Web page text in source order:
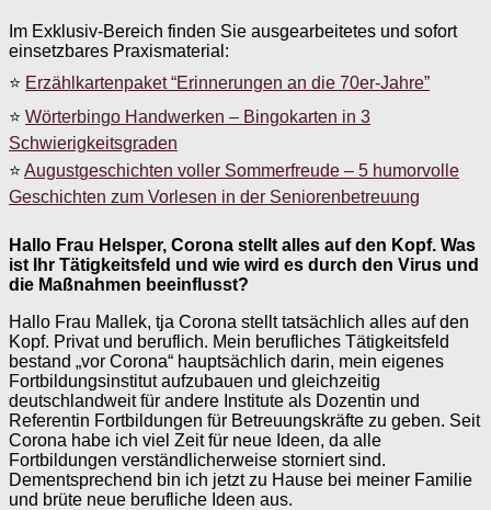
Im Exklusiv-Bereich finden Sie ausgearbeitetes und sofort
einsetzbares Praxismaterial:
⭐ Erzählkartenpaket “Erinnerungen an die 70er-Jahre”
⭐ Wörterbingo Handwerken – Bingokarten in 3
Schwierigkeitsgraden
⭐ Augustgeschichten voller Sommerfreude – 5 humorvolle
Geschichten zum Vorlesen in der Seniorenbetreuung
Hallo Frau Helsper, Corona stellt alles auf den Kopf. Was
ist Ihr Tätigkeitsfeld und wie wird es durch den Virus und
die Maßnahmen beeinflusst?
Hallo Frau Mallek, tja Corona stellt tatsächlich alles auf den
Kopf. Privat und beruflich. Mein berufliches Tätigkeitsfeld
bestand „vor Corona“ hauptsächlich darin, mein eigenes
Fortbildungsinstitut aufzubauen und gleichzeitig
deutschlandweit für andere Institute als Dozentin und
Referentin Fortbildungen für Betreuungskräfte zu geben. Seit
Corona habe ich viel Zeit für neue Ideen, da alle
Fortbildungen verständlicherweise storniert sind.
Dementsprechend bin ich jetzt zu Hause bei meiner Familie
und brüte neue berufliche Ideen aus.